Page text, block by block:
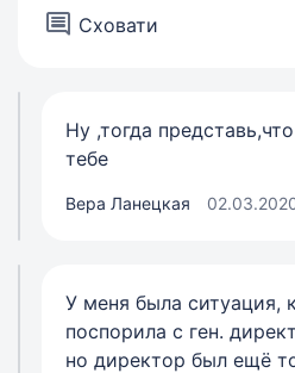
Сховати
Ну ,тогда
тебе
Вера Ланецкая
У меня была ситуация,
поспорила с ген.
но директор был ещё